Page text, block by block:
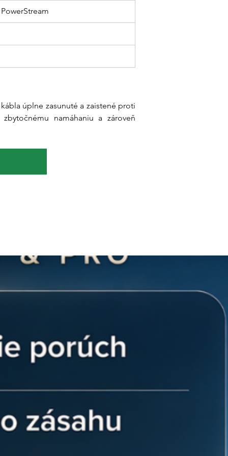
úplne zasunuté a zaistené proti
namáhaniu a zároveň